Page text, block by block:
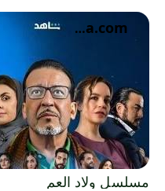
elcinema.com
مسلسل ولاد العم